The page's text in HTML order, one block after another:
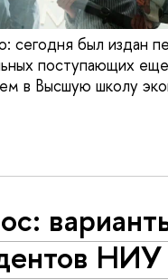
сегодня был издан
поступающих
в Высшую школу